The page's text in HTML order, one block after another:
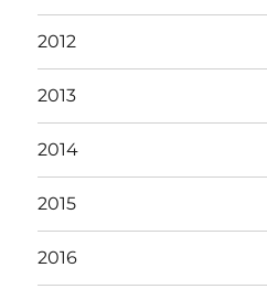
2012
2013
2014
2015
2016